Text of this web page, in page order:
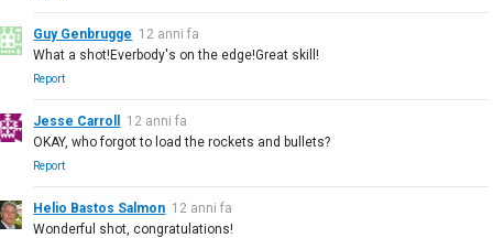
Guy Genbrugge 12 anni fa
What a shot!Everbody's on the edge!Great skill!
Report
Jesse Carroll
12 anni fa
OKAY, who forgot to load the rockets and bullets?
Report
Helio Bastos Salmon 12 anni fa
Wonderful shot, congratulations!